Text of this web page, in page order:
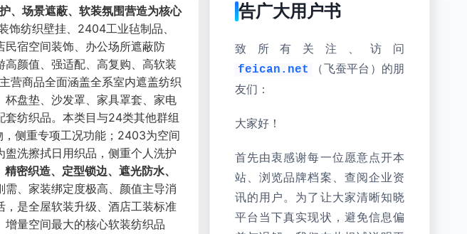
、场景遮蔽、软装氛围营造为核心
纺织壁挂、2404工业毡制品、
宿空间装饰、办公场所遮蔽防
颜值、强适配、高复购、高软装
营商品全面涵盖全系室内遮盖纺织
盘垫、沙发罩、家具罩套、家电
纺织品。本类目与24类其他群组
侧重专项工况功能；2403为空间
洗擦拭日用织品，侧重个人洗护
密织造、定型锁边、遮光防水、
需、家装绑定度极高、颜值主导消
是全屋软装升级、酒店工装标准
量空间最大的核心软装纺织品
告广大用户书
致所有关注、访问
feican.net
（飞蚕平台）的朋
友们：
大家好！
首先由衷感谢每一位愿意点开本
站、浏览品牌档案、查阅企业资
讯的用户。为了让大家清晰知晓
平台当下真实现状，避免信息偏